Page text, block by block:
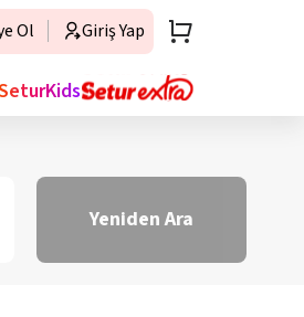
Ol Giriş Yap
Yeniden Ara